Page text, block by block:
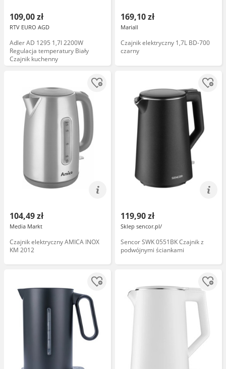
109,00 zł
RTV EURO AGD
Adler AD 1295 1,7l 2200W
Regulacja temperatury Biały
Czajnik kuchenny
169,10 zł
Mariall
Czajnik elektryczny 1,7L BD-700
czarny
104,49 zł
Media Markt
Czajnik elektryczny AMICA INOX
KM 2012
119,90 zł
Sklep sencor.pl/
Sencor SWK 0551BK Czajnik z
podwójnymi ściankami